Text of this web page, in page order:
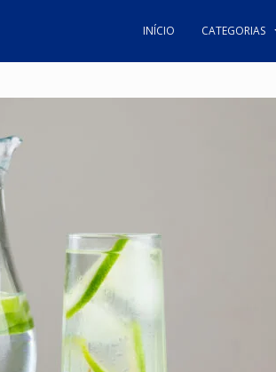
INÍCIO CATEGORIAS